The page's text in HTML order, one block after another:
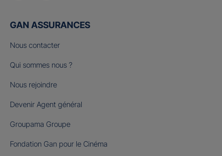
GAN ASSURANCES
Nous contacter
Qui sommes nous ?
Nous rejoindre
Devenir Agent général
Groupama Groupe
Fondation Gan pour le Cinéma